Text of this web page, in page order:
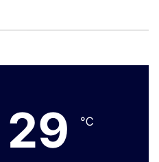
29 ℃